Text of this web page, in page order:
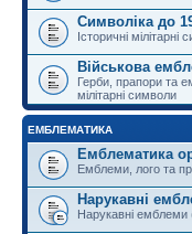
Символіка до
Історичні мілітарні
Військова
Герби, прапори та
мілітарні символи
ЕМБЛЕМАТИКА
Емблематика
Емблеми, лого та
Нарукавні
Нарукавні емблеми